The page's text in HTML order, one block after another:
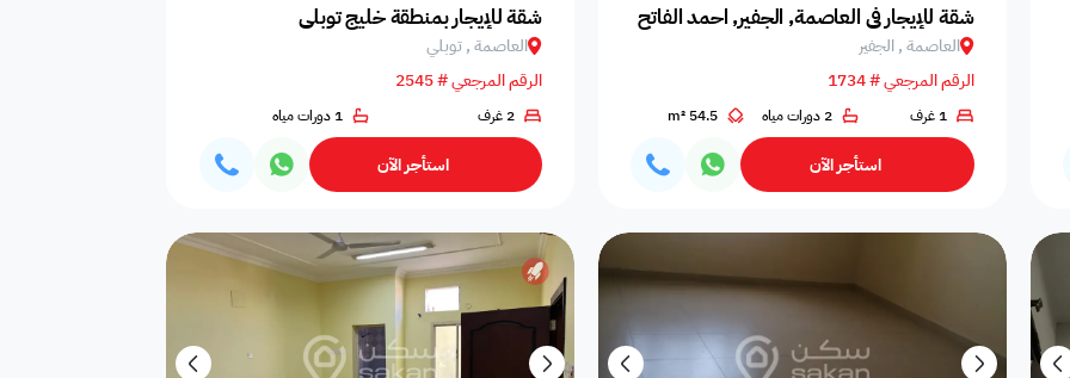
دش سلبر مناديل إضاءة إضافية سماعات
صالة طعام منطقة الطعام فريزر اطلالة على الحديقة ألعاب أطفال ملعب فرن
ملعب كرة طائرة غرفة سينما ملعب كرة سله ملعب كرة قدم طاولة تنس شاطئ خاص
شقة للإيجار في العاصمة, الجفير, احمد الفاتح
العاصمة , الجفير
الرقم المرجعي # 1734
1 غرف 2 دورات مياه 54.5 m²
استأجر الآن
شقة للإيجار بمنطقة خليج توبلى
العاصمة , توبلي
الرقم المرجعي # 2545
2 غرف 1 دورات مياه
استأجر الآن